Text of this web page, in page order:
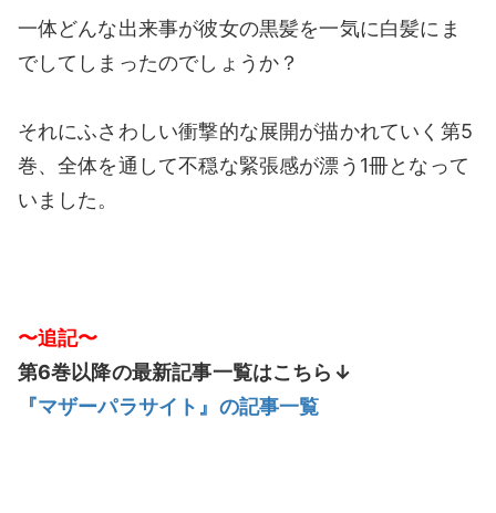
一体どんな出来事が彼女の黒髪を一気に白髪にま
でしてしまったのでしょうか？
それにふさわしい衝撃的な展開が描かれていく第5
巻、全体を通して不穏な緊張感が漂う1冊となって
いました。
〜追記〜
第6巻以降の最新記事一覧はこちら↓
『マザーパラサイト』の記事一覧